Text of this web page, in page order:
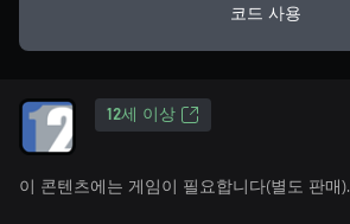
코드 사용
12세 이상
이 콘텐츠에는 게임이 필요합니다(별도 판매).